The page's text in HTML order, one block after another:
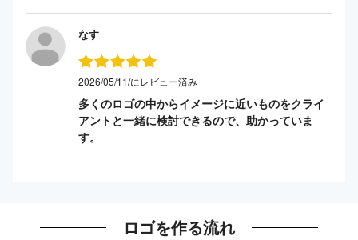
なす
2026/05/11/にレビュー済み
多くのロゴの中からイメージに近いものをクライ
アントと一緒に検討できるので、助かっていま
す。
ロゴを作る流れ